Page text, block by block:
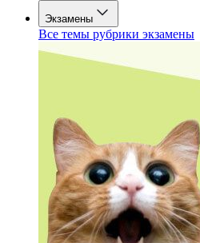
Экзамены
Все темы рубрики экзамены